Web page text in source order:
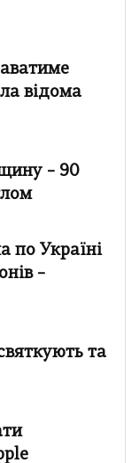
відома
– 90
по Україні
–
та